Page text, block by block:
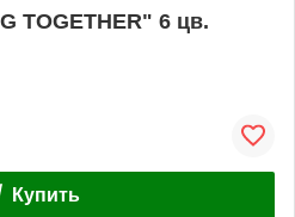
TOGETHER" 6 цв.
Купить